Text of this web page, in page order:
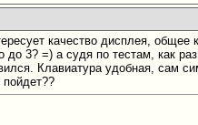
качество дисплея, общее
3? =) а судя по тестам, как
Клавиатура удобная, сам